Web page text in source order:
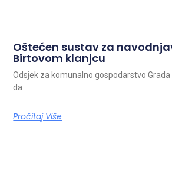
Oštećen sustav za
Birtovom klanjcu
Odsjek za komunalno gospodarstvo
da
Pročitaj Više